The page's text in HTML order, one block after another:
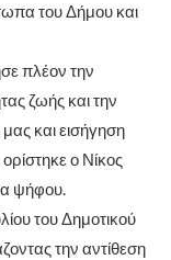
του Δήμου και
πλέον την
ζωής και την
και εισήγηση
ο Νίκος
ψήφου.
του Δημοτικού
την αντίθεση